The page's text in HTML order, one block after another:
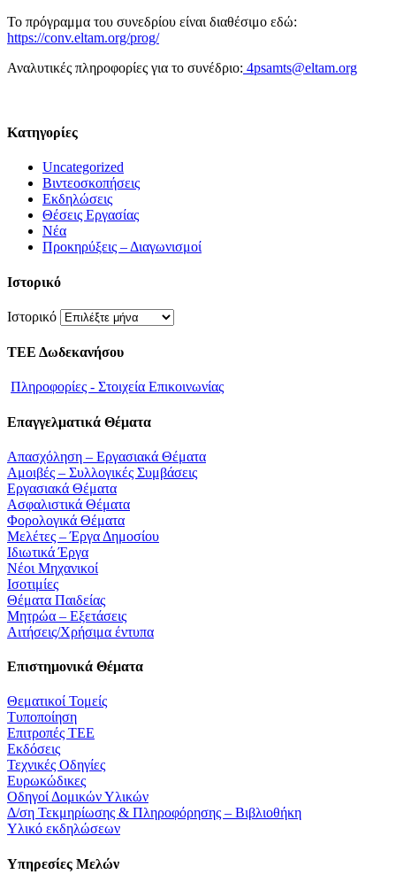
Το πρόγραμμα του συνεδρίου είναι διαθέσιμο εδώ:
https://conv.eltam.org/prog/
Αναλυτικές πληροφορίες για το συνέδριο: 4psamts@eltam.org
Kατηγορίες
Uncategorized
Βιντεοσκοπήσεις
Εκδηλώσεις
Θέσεις Εργασίας
Νέα
Προκηρύξεις – Διαγωνισμοί
Ιστορικό
Ιστορικό
ΤΕΕ Δωδεκανήσου
Πληροφορίες - Στοιχεία Επικοινωνίας
Επαγγελματικά Θέματα
Απασχόληση – Εργασιακά Θέματα
Αμοιβές – Συλλογικές Συμβάσεις
Εργασιακά Θέματα
Ασφαλιστικά Θέματα
Φορολογικά Θέματα
Μελέτες – Έργα Δημοσίου
Ιδιωτικά Έργα
Νέοι Μηχανικοί
Ισοτιμίες
Θέματα Παιδείας
Μητρώα – Εξετάσεις
Αιτήσεις/Χρήσιμα έντυπα
Επιστημονικά Θέματα
Θεματικοί Τομείς
Τυποποίηση
Επιτροπές ΤΕΕ
Εκδόσεις
Τεχνικές Οδηγίες
Ευρωκώδικες
Οδηγοί Δομικών Υλικών
Δ/ση Τεκμηρίωσης & Πληροφόρησης – Βιβλιοθήκη
Υλικό εκδηλώσεων
Υπηρεσίες Μελών